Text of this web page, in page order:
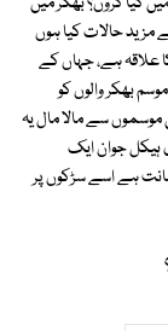
ہے مزید حالات کیا ہوں
علاقہ ہے، جہاں کے
بھکر والوں کو
موسموں سے مالا مال یہ
ہیکل جوان ایک
ہے اسے سڑکوں پر